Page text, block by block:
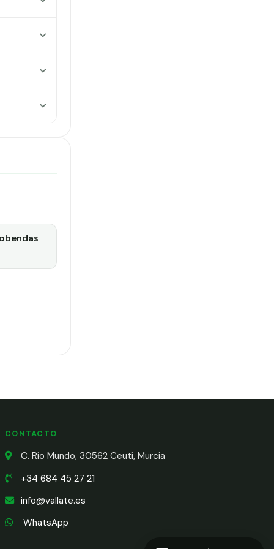
CONTACTO
C. Río Mundo, 30562 Ceutí, Murcia
+34 684 45 27 21
info@vallate.es
WhatsApp